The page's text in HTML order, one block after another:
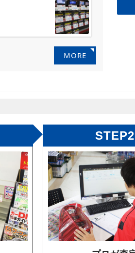
MORE
STEP2